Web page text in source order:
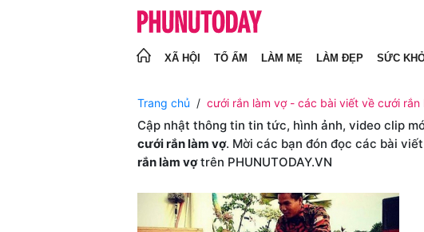
XÃ HỘI TỔ ẤM LÀM MẸ LÀM ĐẸP SỨC
Trang chủ cưới rắn làm vợ - các bài viết về cưới
Cập nhật thông tin tin tức, hình ảnh, video clip
cưới rắn làm vợ. Mời các bạn đón đọc các bài
rắn làm vợtrên PHUNUTODAY.VN